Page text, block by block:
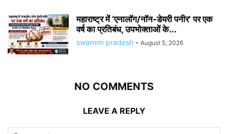
महाराष्ट्र में ‘एनालॉग/नॉन-डेयरी पनीर’ पर एक
वर्ष का प्रतिबंध, उपभोक्ताओं के...
swarnim pradesh - August 5, 2026
NO COMMENTS
LEAVE A REPLY